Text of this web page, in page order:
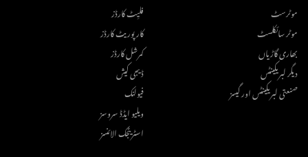
موٹرسٹ
موٹر سائکلسٹ
بھاری گاڑیاں
دیگر لبریکینٹس
صنعتی لبریکینٹس اور گیسز
فلیِٹ کارڈز
کارپوریٹ کارڈز
کمرشل کارڈز
ڈیجی کیش
فیولنک
ویلیو ایڈڈ سروسز
اسٹریٹجک الائنسز